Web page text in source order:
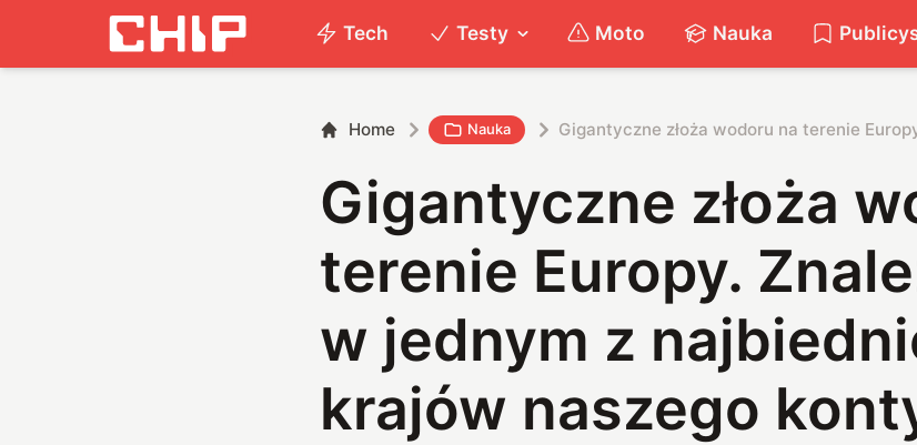
Tech Testy Moto Nauka
Home Nauka Gigantyczne złoża wodoru na terenie
Gigantyczne złoża
terenie Europy.
w jednym z
krajów naszego